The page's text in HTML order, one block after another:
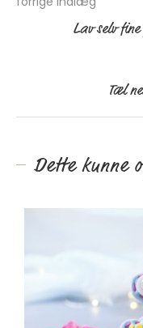
Lav selv fine
Tæl
Dette kunne